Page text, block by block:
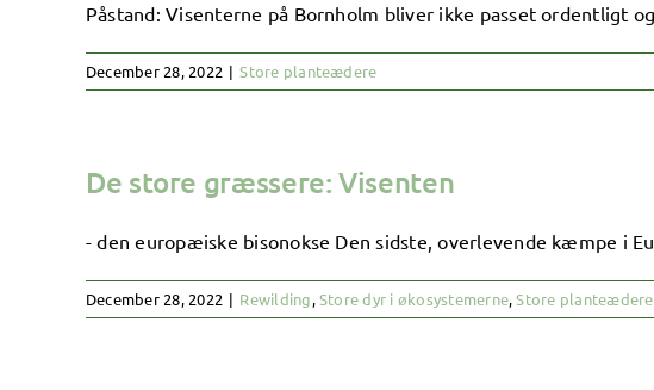
Påstand: Visenterne på Bornholm bliver ikke passet ordentligt
December 28, 2022 | Store planteædere
De store græssere: Visenten
- den europæiske bisonokse Den sidste, overlevende kæmpe i
December 28, 2022 | Rewilding,Store dyr i økosystemerne,Store planteædere